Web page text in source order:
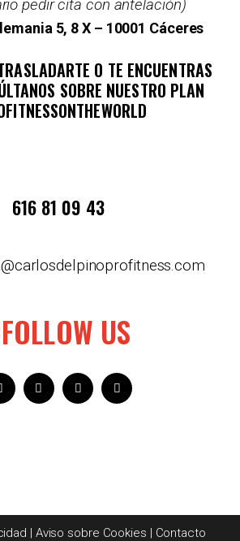
pedir cita con antelación)
5, 8 X – 10001 Cáceres
O TE ENCUENTRAS
SOBRE NUESTRO PLAN
616 81 09 43
US
Aviso sobre Cookies Contacto